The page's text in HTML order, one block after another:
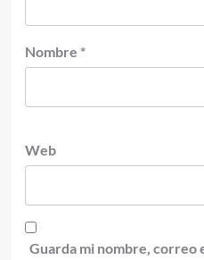
Nombre *
Web
Guarda mi nombre, correo